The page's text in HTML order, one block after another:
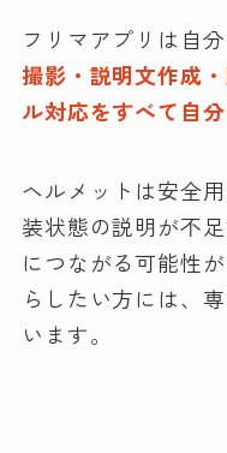
フリマアプリは自
撮影・説明文作成
ル対応をすべて自
ヘルメットは安全
装状態の説明が不
につながる可能性
らしたい方には、
います。